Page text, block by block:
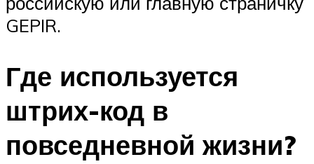
GEPIR.
Где используется
штрих-код в
повседневной жизни?